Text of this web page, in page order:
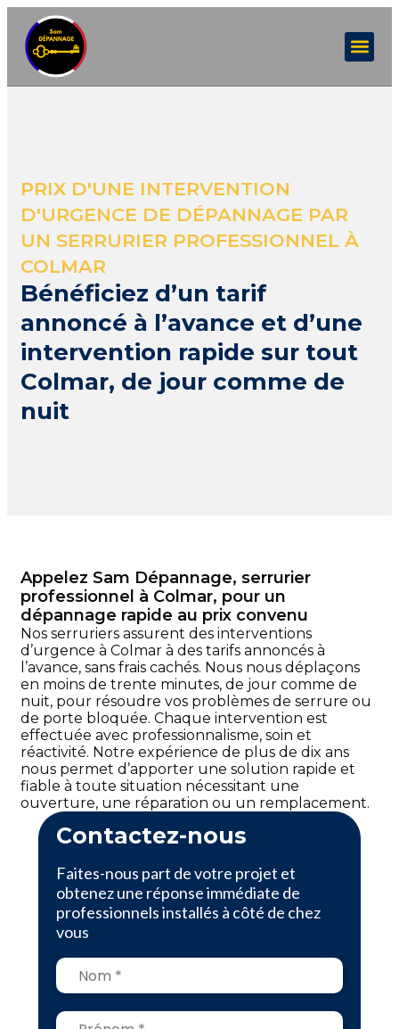
PRIX D'UNE INTERVENTION
D'URGENCE DE DÉPANNAGE PAR
UN SERRURIER PROFESSIONNEL À
COLMAR
Bénéficiez d’un tarif
annoncé à l’avance et d’une
intervention rapide sur tout
Colmar, de jour comme de
nuit
Appelez Sam Dépannage, serrurier
professionnel à Colmar, pour un
dépannage rapide au prix convenu
Nos serruriers assurent des interventions
d’urgence à Colmar à des tarifs annoncés à
l’avance, sans frais cachés. Nous nous déplaçons
en moins de trente minutes, de jour comme de
nuit, pour résoudre vos problèmes de serrure ou
de porte bloquée. Chaque intervention est
effectuée avec professionnalisme, soin et
réactivité. Notre expérience de plus de dix ans
nous permet d’apporter une solution rapide et
fiable à toute situation nécessitant une
ouverture, une réparation ou un remplacement.
Contactez-nous
Faites-nous part de votre projet et
obtenez une réponse immédiate de
professionnels installés à côté de chez
vous